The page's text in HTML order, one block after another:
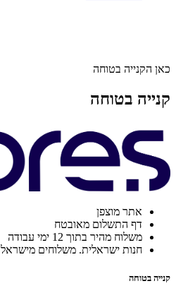
כאן הקנייה בטוחה
קנייה בטוחה
אתר מוצפן
דף התשלום מאובטח
משלוח מהיר בתוך 12 ימי עבודה
חנות ישראלית. משלוחים מישראל
קנייה בטוחה